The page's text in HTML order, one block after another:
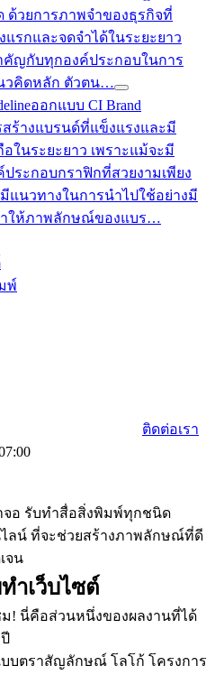
วยการภาพจำของธุรกิจที่
แรกและจดจำได้ในระยะยาว
คัญกับทุกองค์ประกอบในการ
วคิดหลัก ตัวตน…
ออกแบบ CI Brand
สร้างแบรนด์ที่แข็งแรงและมี
ในระยะยาว เพราะแม้จะมี
ระกอบกราฟิกที่สวยงามเพียง
แนวทางในการนำไปใช้อย่างมี
ำให้ภาพลักษณ์ของแบร…
พ์
ติดต่อเรา
จอ รับทำสื่อสิ่งพิมพ์ทุกชนิด
ลน์ ที่จะช่วยสร้างภาพลักษณ์ที่ดี
จน
ำเว็บไซต์
! นี่คือส่วนหนึ่งของผลงานที่ได้
แบบตราสัญลักษณ์ โลโก้ โครงการ